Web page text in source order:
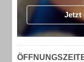
Jetzt